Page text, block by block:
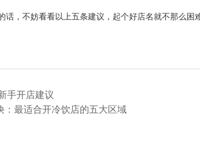
话，不妨看看以上五条建议，起个好店名就不那么
手开店建议
：最适合开冷饮店的五大区域